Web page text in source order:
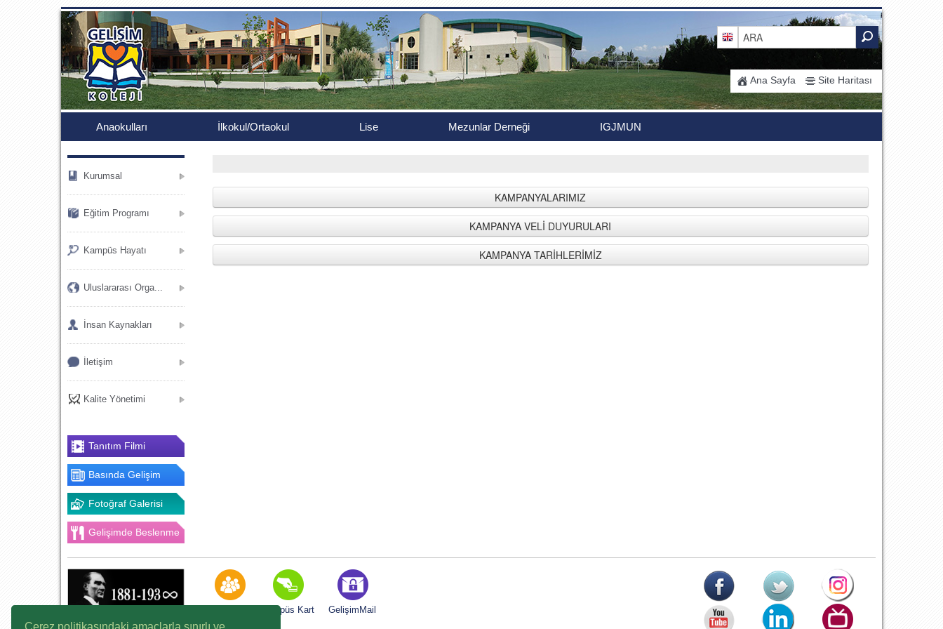
Çerez politikasındaki amaçlarla sınırlı ve
.
Ana Sayfa Site Haritası
Anaokulları İlkokul/Ortaokul Lise Mezunlar Derneği IGJMUN
Kurumsal
Eğitim Programı
Kampüs Hayatı
Uluslararası Orga...
İnsan Kaynakları
İletişim
Kalite Yönetimi
Tanıtım Filmi
Basında Gelişim
Fotoğraf Galerisi
Gelişimde Beslenme
KAMPANYALARIMIZ
KAMPANYA VELİ DUYURULARI
KAMPANYA TARİHLERİMİZ
Kampüs Kart GelişimMail